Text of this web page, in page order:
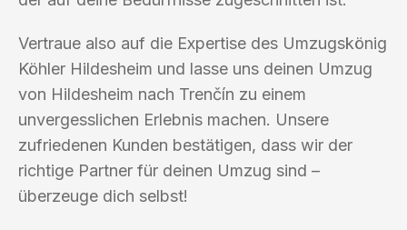
Vertraue also auf die Expertise des Umzugskönig
Köhler Hildesheim und lasse uns deinen Umzug
von Hildesheim nach Trenčín zu einem
unvergesslichen Erlebnis machen. Unsere
zufriedenen Kunden bestätigen, dass wir der
richtige Partner für deinen Umzug sind –
überzeuge dich selbst!